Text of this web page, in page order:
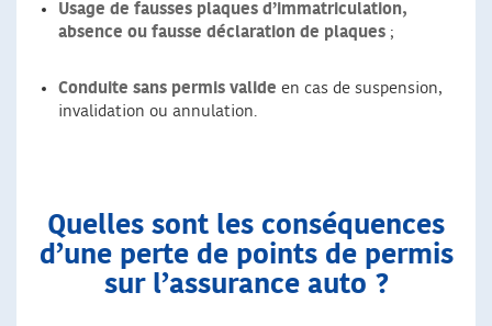
Usage de fausses plaques d’immatriculation,
absence ou fausse déclaration de plaques ;
Conduite sans permis valide en cas de suspension,
invalidation ou annulation.
Quelles sont les conséquences
d’une perte de points de permis
sur l’assurance auto ?